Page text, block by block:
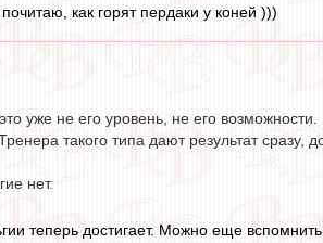
как горят пердаки у коней )))
уже не его уровень, не его
такого типа дают результат сразу,
нет.
теперь достигает. Можно еще